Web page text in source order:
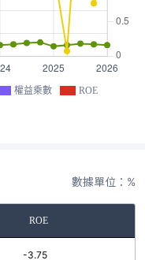
權益乘數 ROE
數據單位：%
ROE
-3.75